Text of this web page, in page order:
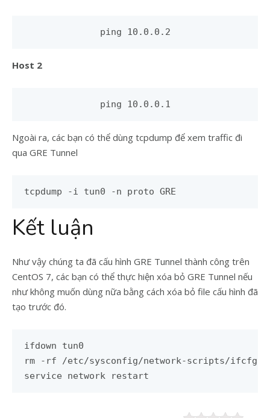
ping 10.0.0.2
Host 2
ping 10.0.0.1
Ngoài ra, các bạn có thể dùng tcpdump để xem traffic đi
qua GRE Tunnel
tcpdump -i tun0 -n proto GRE
Kết luận
Như vậy chúng ta đã cấu hình GRE Tunnel thành công trên
CentOS 7, các bạn có thể thực hiện xóa bỏ GRE Tunnel nếu
như không muốn dùng nữa bằng cách xóa bỏ file cấu hình đã
tạo trước đó.
ifdown tun0
rm -rf /etc/sysconfig/network-scripts/ifcfg-
service network restart